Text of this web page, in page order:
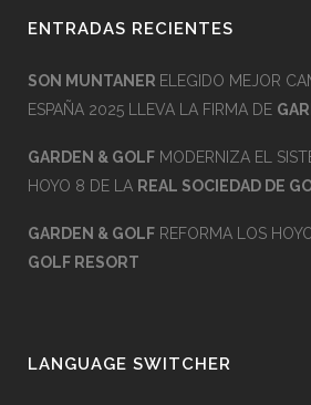
ENTRADAS RECIENTES
SON MUNTANER ELEGIDO MEJOR
ESPAÑA 2025 LLEVA LA FIRMA DE
GARDEN & GOLF MODERNIZA EL
HOYO 8 DE LA REAL SOCIEDAD DE
GARDEN & GOLF REFORMA LOS
GOLF RESORT
LANGUAGE SWITCHER